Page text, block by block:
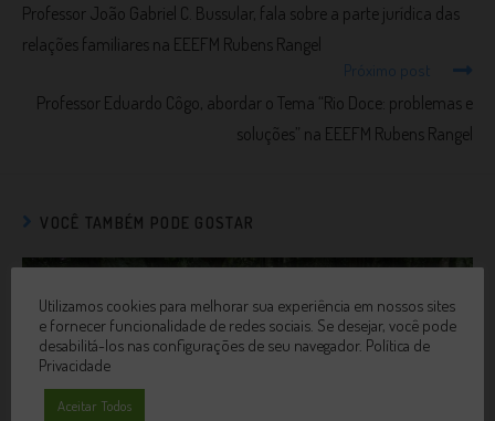
Professor João Gabriel C. Bussular, fala sobre a parte jurídica das
relações familiares na EEEFM Rubens Rangel
Próximo post
Professor Eduardo Côgo, abordar o Tema “Rio Doce: problemas e
soluções” na EEEFM Rubens Rangel
VOCÊ TAMBÉM PODE GOSTAR
Utilizamos cookies para melhorar sua experiência em nossos sites
e fornecer funcionalidade de redes sociais. Se desejar, você pode
desabilitá-los nas configurações de seu navegador. Política de
Privacidade
Aceitar Todos